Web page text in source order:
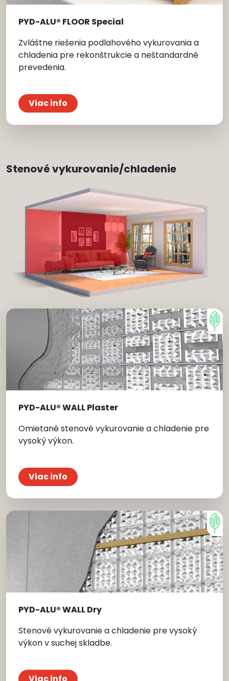
PYD-ALU® FLOOR Special
Zvláštne riešenia podlahového vykurovania a
chladenia pre rekonštrukcie a neštandardné
prevedenia.
Viac info
Stenové vykurovanie/chladenie
PYD-ALU® WALL Plaster
Omietané stenové vykurovanie a chladenie pre
vysoký výkon.
Viac info
PYD-ALU® WALL Dry
Stenové vykurovanie a chladenie pre vysoký
výkon v suchej skladbe.